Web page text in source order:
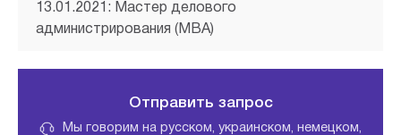
13.01.2021: Мастер делового
администрирования (MBA)
Отправить запрос
Мы говорим на русском, украинском, немецком,